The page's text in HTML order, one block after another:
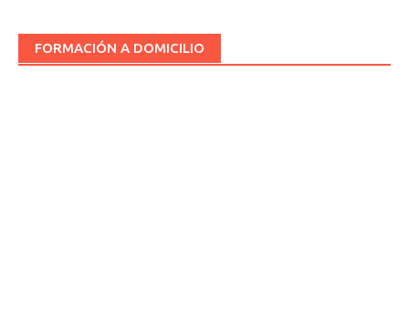
FORMACIÓN A DOMICILIO